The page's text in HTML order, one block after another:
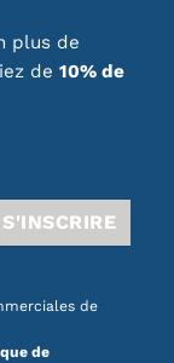
plus de
de 10% de
de
de